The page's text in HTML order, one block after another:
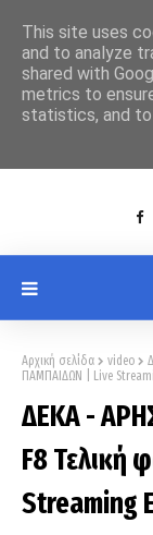
Αρχική σελίδα video
ΠΑΜΠΑΙΔΩΝ | Live
ΔΕΚΑ -
F8 Τελική
Streaming
This site uses
and to analyze
shared with
metrics to
statistics, and